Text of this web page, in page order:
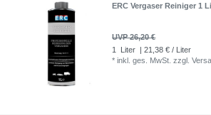
ERC Vergaser Reiniger 1
UVP 26,20 €
1 Liter | 21,38 € / Liter
*inkl. ges. MwSt. zzgl.